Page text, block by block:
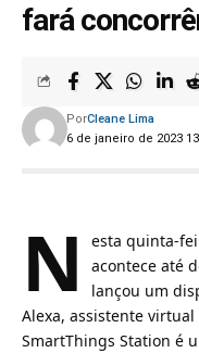
fará
6 de janeiro de 2023
PorCleane Lima
N
esta quinta-
acontece até
lançou um
Alexa, assistente
SmartThings Station é